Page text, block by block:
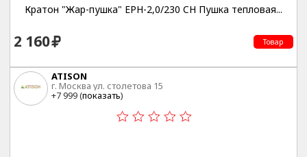
Кратон "Жар-пушка" EPH-2,0/230 CН Пушка тепловая...
2 160 Товар
ATISON
г. Москва ул. столетова 15
+7 999 (показать)